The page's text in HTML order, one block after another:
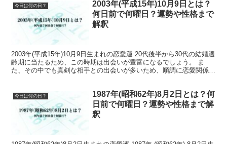
今日は何の日？
2003年(平成15年)10月9日とは？
何日前で何曜日？運勢や性格まで
解釈
2003年(平成15年)10月9日生まれの恋愛運 20代後半から30代の結婚適
齢期に当たるため、この時期は出会いが豊富になるでしょう。 ま
た、その中でも真剣な相手との出会いが多いため、順調に恋愛関係へ
今日は何の日？
1987年(昭和62年)8月2日とは？何
日前で何曜日？運勢や性格まで解
釈